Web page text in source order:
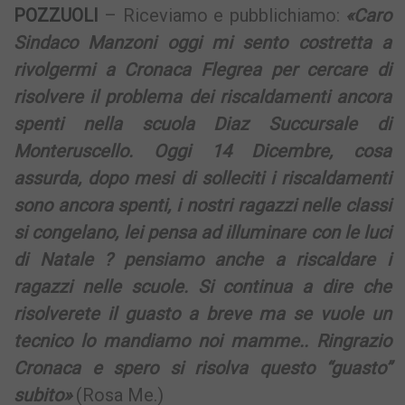
POZZUOLI – Riceviamo e pubblichiamo: «Caro
Sindaco Manzoni oggi mi sento costretta a
rivolgermi a Cronaca Flegrea per cercare di
risolvere il problema dei riscaldamenti ancora
spenti nella scuola Diaz Succursale di
Monteruscello. Oggi 14 Dicembre, cosa
assurda, dopo mesi di solleciti i riscaldamenti
sono ancora spenti, i nostri ragazzi nelle classi
si congelano, lei pensa ad illuminare con le luci
di Natale ? pensiamo anche a riscaldare i
ragazzi nelle scuole. Si continua a dire che
risolverete il guasto a breve ma se vuole un
tecnico lo mandiamo noi mamme.. Ringrazio
Cronaca e spero si risolva questo “guasto”
subito»(Rosa Me.)